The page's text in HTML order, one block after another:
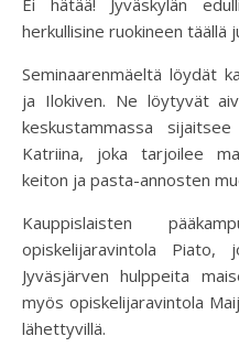
herkullisine ruokineen täällä
Seminaarenmäeltä löydät
ja Ilokiven. Ne löytyvät
keskustammassa
Katriina, joka tarjoilee
keiton ja pasta-annosten
Kauppislaisten
opiskelijaravintola Piato,
Jyväsjärven hulppeita
myös opiskelijaravintola
lähettyvillä.